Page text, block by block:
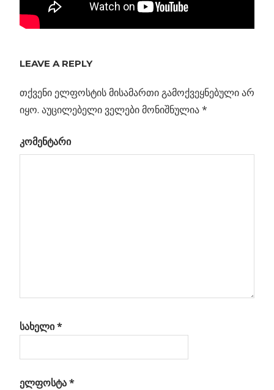
ნავიგაცია
Previous
იყო თუ
სიცოცხლე
მარსზე? –
მეთანი და
LEAVE A REPLY
თქვენი ელფოსტის მისამართი გამოქვეყნებული არ
იყო. აუცილებელი ველები მონიშნულია*
კომენტარი
სახელი*
ელფოსტა*